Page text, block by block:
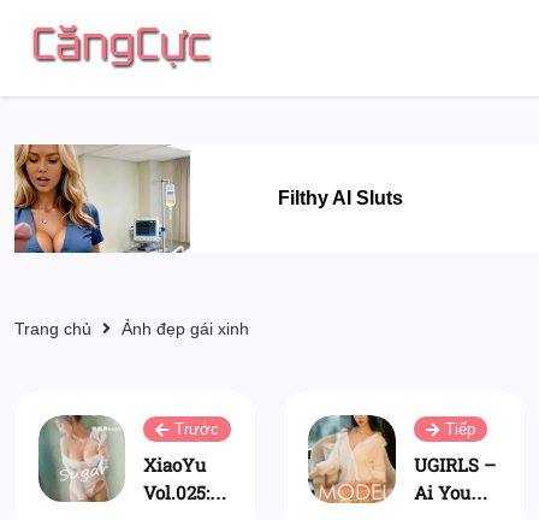
Filthy AI Sluts
Trang chủ Ảnh đẹp gái xinh
Trước
XiaoYu
Vol.025:
Tiếp
UGIRLS –
Ai You